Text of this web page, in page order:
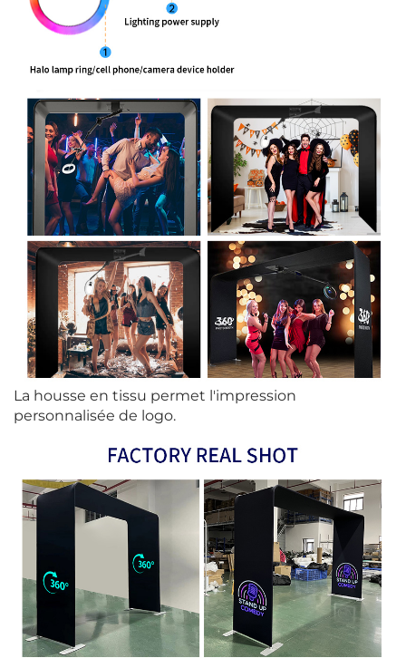
La housse en tissu permet l'impression
personnalisée de logo.